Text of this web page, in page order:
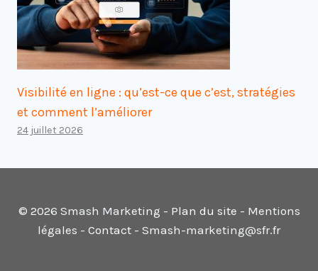
Visibilité en ligne : qu’est-ce que c’est, stratégies
et comment l’améliorer
24 juillet 2026
© 2026 Smash Marketing - Plan du site - Mentions
légales - Contact - Smash-marketing@sfr.fr